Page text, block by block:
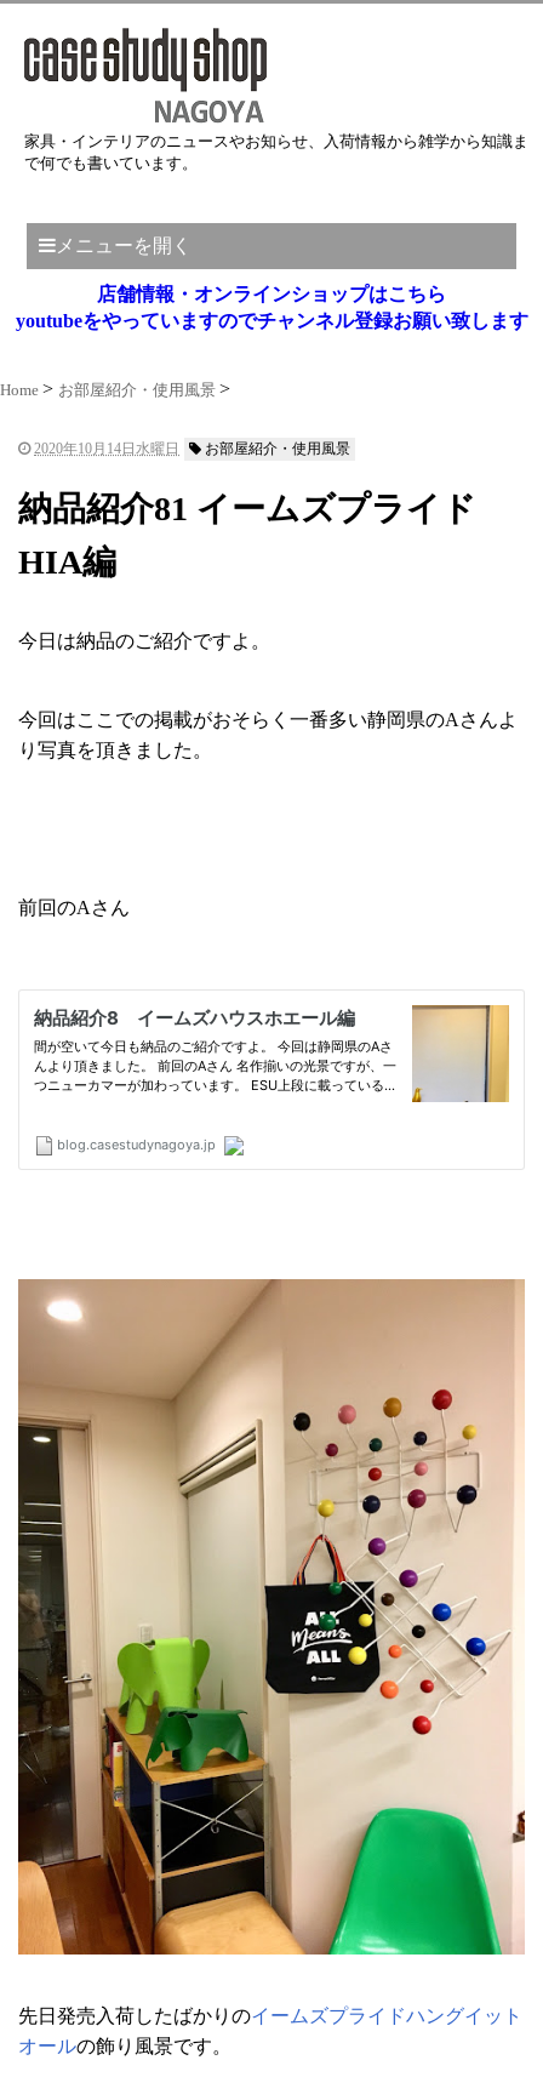
家具・インテリアのニュースやお知らせ、入荷情報から雑学から知識ま
で何でも書いています。
メニューを開く
店舗情報・オンラインショップはこちら
youtubeをやっていますのでチャンネル登録お願い致します
Home お部屋紹介・使用風景
2020年10月14日水曜日 お部屋紹介・使用風景
納品紹介81 イームズプライド
HIA編
今日は納品のご紹介ですよ。
今回はここでの掲載がおそらく一番多い静岡県のAさんよ
り写真を頂きました。
前回のAさん
先日発売入荷したばかりのイームズプライドハングイット
オールの飾り風景です。